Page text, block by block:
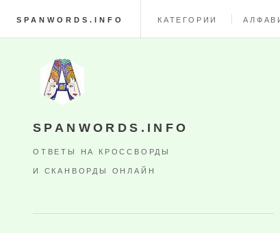
SPANWORDS.INFO КАТЕГОРИИ
SPANWORDS.INFO
ОТВЕТЫ НА КРОССВОРДЫ
И СКАНВОРДЫ ОНЛАЙН